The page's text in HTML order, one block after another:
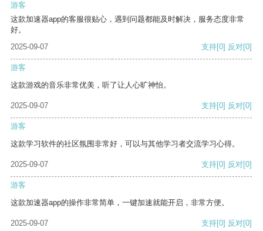
游客
这款加速器app的客服很贴心，遇到问题都能及时解决，服务态度非常
好。
2025-09-07
支持[0] 反对[0]
游客
这款游戏的音乐非常优美，听了让人心旷神怡。
2025-09-07 支持[0] 反对[0]
游客
这款学习软件的社区氛围非常好，可以与其他学习者交流学习心得。
2025-09-07 支持[0] 反对[0]
游客
这款加速器app的操作非常简单，一键加速就能开启，非常方便。
2025-09-07 支持[0] 反对[0]